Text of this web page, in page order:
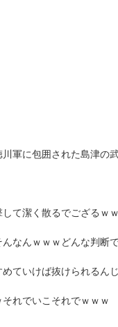
軍に包囲された島津の
て潔く散るでござるｗ
なんｗｗｗどんな判断
ていけば抜けられるん
れでいこそれでｗｗｗ